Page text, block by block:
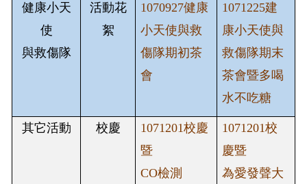
健康小天
使
與救傷隊
活動花
絮
1070927健康
小天使與救
傷隊期初茶
會
1071225建
康小天使與
救傷隊期末
茶會暨多喝
水不吃糖
其它活動 校慶 1071201校慶
暨
CO檢測
1071201校
慶暨
為愛發聲大